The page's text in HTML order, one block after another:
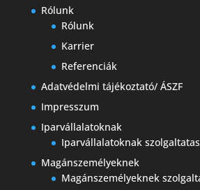
Rólunk
Rólunk
Karrier
Referenciák
Adatvédelmi tájékoztató/ ÁSZF
Impresszum
Iparvállalatoknak
Iparvállalatoknak
Magánszemélyeknek
Magánszemélyeknek